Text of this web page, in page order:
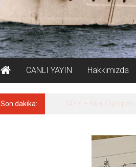
CANLI YAYIN Hakkımızda
Son dakika: İstanbul ve